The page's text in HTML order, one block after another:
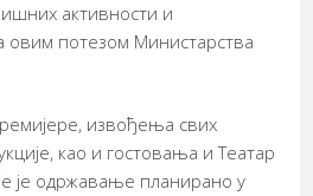
активности и
потезом Министарства
извођења свих
као и гостовања и Театар
је одржавање планирано у